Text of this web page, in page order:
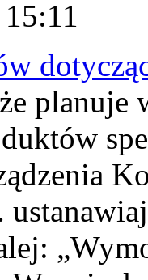
planuje